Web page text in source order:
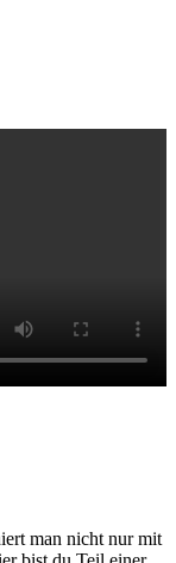
man nicht nur mit